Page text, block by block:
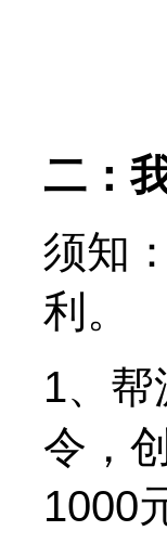
二：
须知
利。
1、
令，
1000